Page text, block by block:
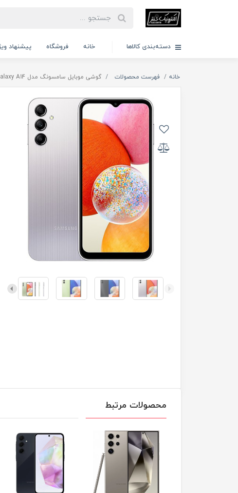
دسته‌بندی کالاها خانه فروشگاه پیشنهاد
خانه فهرست محصولات گوشی موبایل سامسونگ مدل Galaxy A14 ظرفیت 64 گیگابایت رم 4 گیگابایت
محصولات مرتبط